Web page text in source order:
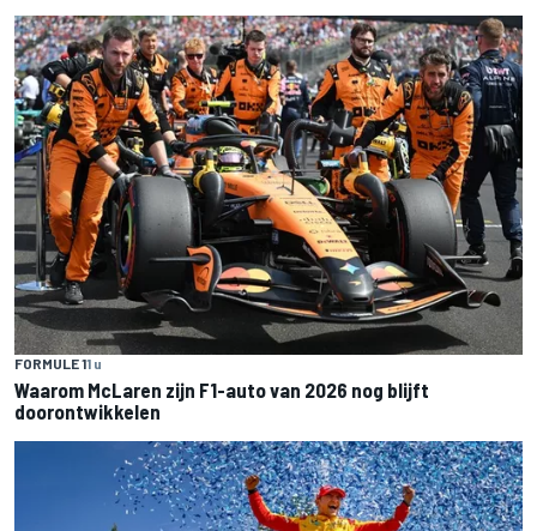
FORMULE 11 u
Waarom McLaren zijn F1-auto van 2026 nog blijft
doorontwikkelen